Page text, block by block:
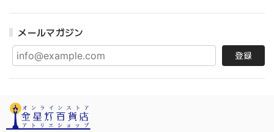
メールマガジン
登録